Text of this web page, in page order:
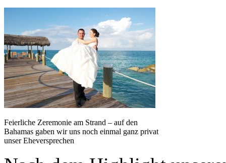
Feierliche Zeremonie am Strand – auf den
Bahamas gaben wir uns noch einmal ganz privat
unser Eheversprechen